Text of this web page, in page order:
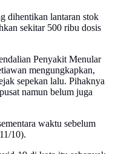
dihentikan lantaran stok
sekitar 500 ribu dosis
Penyakit Menular
mengungkapkan,
sepekan lalu. Pihaknya
namun belum juga
waktu sebelum
10).